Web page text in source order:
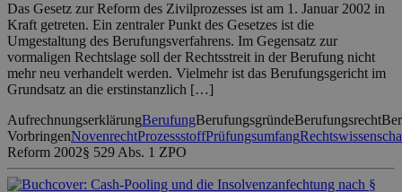
Das Gesetz zur Reform des Zivilprozesses ist am 1. Januar 2002 in
Kraft getreten. Ein zentraler Punkt des Gesetzes ist die
Umgestaltung des Berufungsverfahrens. Im Gegensatz zur
vormaligen Rechtslage soll der Rechtsstreit in der Berufung nicht
mehr neu verhandelt werden. Vielmehr ist das Berufungsgericht im
Grundsatz an die erstinstanzlich […]
AufrechnungserklärungBerufungBerufungsgründeBerufungsrecht
VorbringenNovenrechtProzessstoffPrüfungsumfang
Reform 2002§ 529 Abs. 1 ZPO